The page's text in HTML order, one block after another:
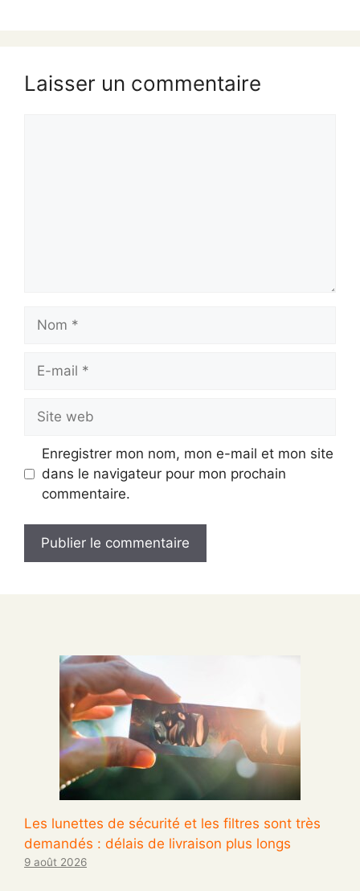
Laisser un commentaire
mail
web
Enregistrer mon nom, mon e-mail et mon site
dans le navigateur pour mon prochain
commentaire.
Les lunettes de sécurité et les filtres sont très
demandés : délais de livraison plus longs
9 août 2026